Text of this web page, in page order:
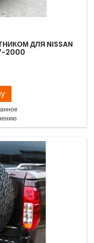
ДЛЯ NISSAN
2000